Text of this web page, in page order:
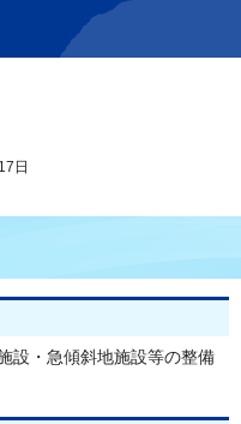
日
設・急傾斜地施設等の整備